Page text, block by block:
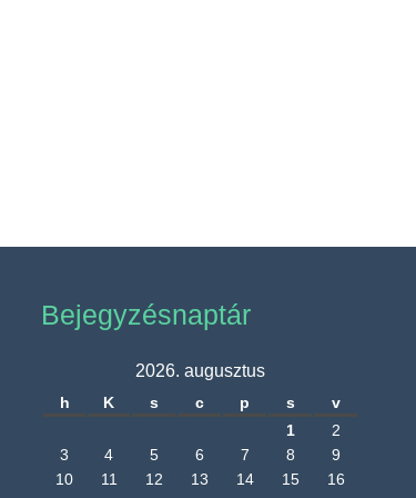
Bejegyzésnaptár
2026. augusztus
h K s c p s
v
1
2
3
4 5 6 7 8
9
10
11 12 13 14 15
16